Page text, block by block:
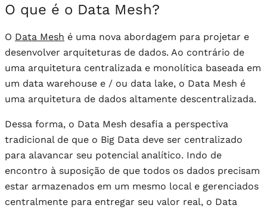
O que é o Data Mesh?
O Data Mesh é uma nova abordagem para projetar e
desenvolver arquiteturas de dados. Ao contrário de
uma arquitetura centralizada e monolítica baseada em
um data warehouse e / ou data lake, o Data Mesh é
uma arquitetura de dados altamente descentralizada.
Dessa forma, o Data Mesh desafia a perspectiva
tradicional de que o Big Data deve ser centralizado
para alavancar seu potencial analítico. Indo de
encontro à suposição de que todos os dados precisam
estar armazenados em um mesmo local e gerenciados
centralmente para entregar seu valor real, o Data